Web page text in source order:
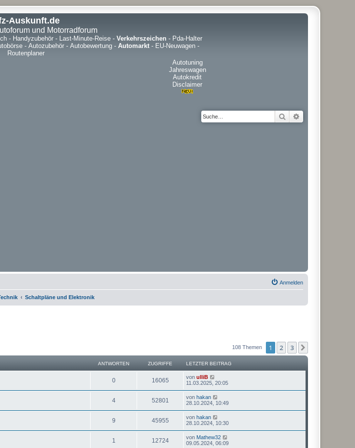
Auskunft.de
und Motorradforum
- Handyzubehör- Last-Minute-Reise- Verkehrszeichen- Pda-Halter
- Autozubehör - Autobewertung - Automarkt - EU-Neuwagen -
Routenplaner
Autotuning
Jahreswagen
Autokredit
Disclaimer
Suche
Anmelden
Schaltpläne und Elektronik
108 Themen 1 2 3
ANTWORTEN ZUGRIFFE LETZTER BEITRAG
0 16065 von ulliB
11.03.2025, 20:05
4 52801 von hakan
28.10.2024, 10:49
9 45955 von hakan
28.10.2024, 10:30
1 12724 von Mathew32
09.05.2024, 06:09